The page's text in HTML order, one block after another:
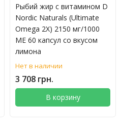
Рыбий жир с витамином D
Nordic Naturals (Ultimate
Omega 2X) 2150 мг/1000
МЕ 60 капсул со вкусом
лимона
Нет в наличии
3 708 грн.
В корзину